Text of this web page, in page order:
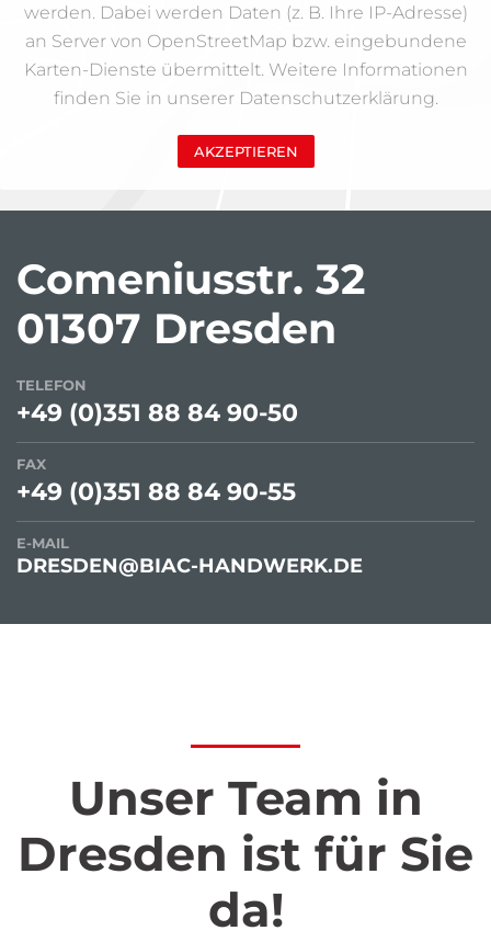
werden. Dabei werden Daten (z. B. Ihre IP-Adresse)
an Server von OpenStreetMap bzw. eingebundene
Karten-Dienste übermittelt. Weitere Informationen
finden Sie in unserer Datenschutzerklärung.
AKZEPTIEREN
Comeniusstr. 32
01307 Dresden
TELEFON
+49 (0)351 88 84 90-50
FAX
+49 (0)351 88 84 90-55
E-MAIL
DRESDEN@BIAC-HANDWERK.DE
Unser Team in
Dresden ist für Sie
da!